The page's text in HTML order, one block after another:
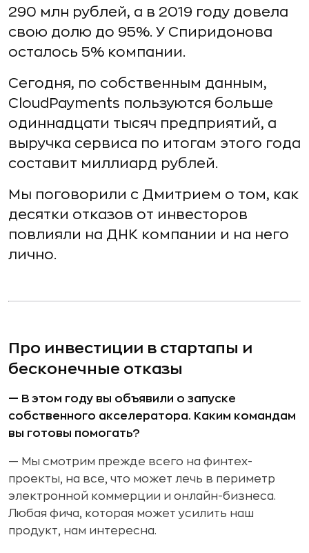
290 млн рублей, а в 2019 году довела
свою долю до 95%. У Спиридонова
осталось 5% компании.
Сегодня, по собственным данным,
CloudPayments пользуются больше
одиннадцати тысяч предприятий, а
выручка сервиса по итогам этого года
составит миллиард рублей.
Мы поговорили с Дмитрием о том, как
десятки отказов от инвесторов
повлияли на ДНК компании и на него
лично.
Про инвестиции в стартапы и
бесконечные отказы
— В этом году вы объявили о запуске
собственного акселератора. Каким командам
вы готовы помогать?
— Мы смотрим прежде всего на финтех-
проекты, на все, что может лечь в периметр
электронной коммерции и онлайн-бизнеса.
Любая фича, которая может усилить наш
продукт, нам интересна.